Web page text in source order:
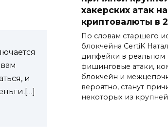
и
хакерских атак на
криптовалюты в
По словам старшего
блокчейна CertiK
дипфейки в реальном
фишинговые атаки,
блокчейн и
вероятно, станут
некоторых из